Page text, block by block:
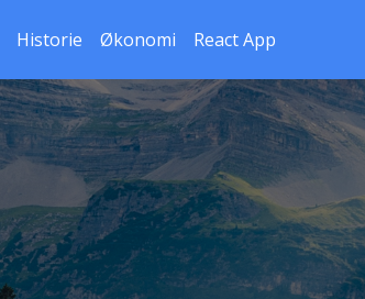
Historie Økonomi React App